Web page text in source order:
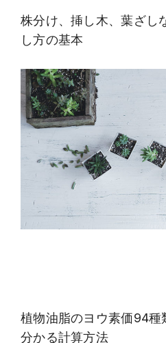
株分け、挿し木、葉ざし
し方の基本
植物油脂のヨウ素価94種
分かる計算方法